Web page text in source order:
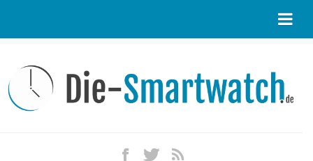
Kontakt / Tipp geben
Impressum